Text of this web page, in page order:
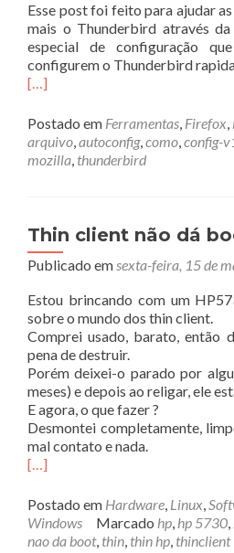
Esse post foi feito para ajudar
mais o Thunderbird através
especial de configuração
configurem o Thunderbird
[…]
Postado em Ferramentas, Firefox,
arquivo,autoconfig,como,config-
mozilla, thunderbird
Thin client não dá
Publicado emsexta-feira, 15 de
Estou brincando com um
sobre o mundo dos thin client.
Comprei usado, barato, então
pena de destruir.
Porém deixei-o parado por
meses) e depois ao religar, ele
E agora, o que fazer ?
Desmontei completamente,
mal contato e nada.
[…]
Postado em Hardware, Linux,
Windows
Marcado hp, hp 5730,
nao da boot, thin, thin hp, thinclient